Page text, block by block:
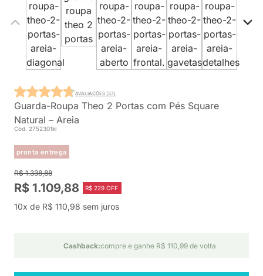
Guarda-Roupa Theo 2 Portas com Pés Square
Natural – Areia
Cod. 2752301ki
pronta entrega
AVALIAÇÕES (37)
R$ 1.338,88
R$ 1.109,88 R$ 229 OFF
10x de R$ 110,98 sem juros
Cashback:compre e ganhe R$ 110,99 de volta